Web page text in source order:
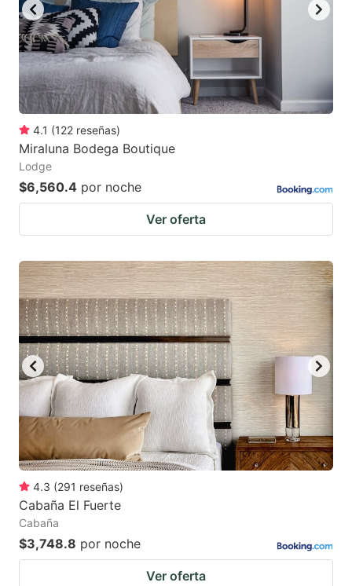
4.1 (122 reseñas)
Miraluna Bodega Boutique
Lodge
$6,560.4 por noche
Ver oferta
4.3 (291 reseñas)
Cabaña El Fuerte
Cabaña
$3,748.8 por noche
Ver oferta